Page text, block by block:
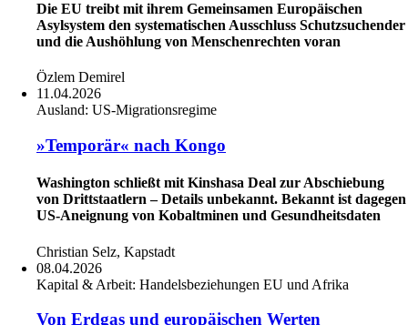
Die EU treibt mit ihrem Gemeinsamen Europäischen
Asylsystem den systematischen Ausschluss Schutzsuchender
und die Aushöhlung von Menschenrechten voran
Özlem Demirel
11.04.2026
Ausland: US-Migrationsregime
»Temporär« nach Kongo
Washington schließt mit Kinshasa Deal zur Abschiebung
von Drittstaatlern – Details unbekannt. Bekannt ist dagegen
US-Aneignung von Kobaltminen und Gesundheitsdaten
Christian Selz, Kapstadt
08.04.2026
Kapital & Arbeit: Handelsbeziehungen EU und Afrika
Von Erdgas und europäischen Werten